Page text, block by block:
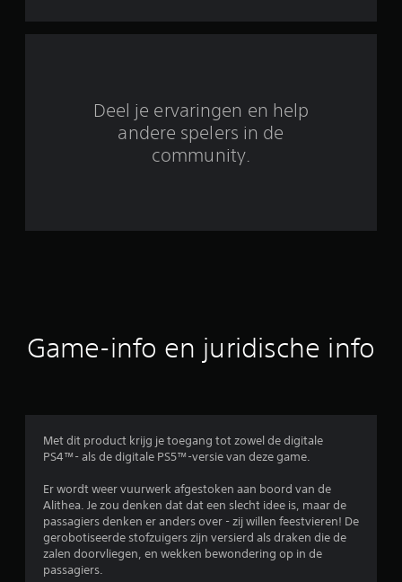
b
e
n
Deel je ervaringen en help
andere spelers in de
community.
Game-info en juridische info
Met dit product krijg je toegang tot zowel de digitale
PS4™- als de digitale PS5™-versie van deze game.
Er wordt weer vuurwerk afgestoken aan boord van de
Alithea. Je zou denken dat dat een slecht idee is, maar de
passagiers denken er anders over - zij willen feestvieren! De
gerobotiseerde stofzuigers zijn versierd als draken die de
zalen doorvliegen, en wekken bewondering op in de
passagiers.